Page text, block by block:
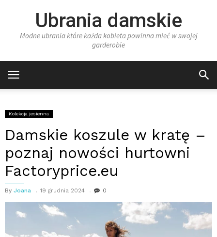
Ubrania damskie
Modne ubrania które każda kobieta powinna mieć w swojej
garderobie
Kolekcja jesienna
Damskie koszule w kratę –
poznaj nowości hurtowni
Factoryprice.eu
By Joana 19 grudnia 2024 0